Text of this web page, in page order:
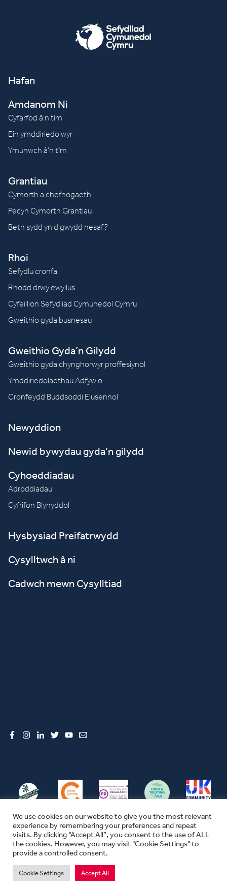
Hafan
Amdanom Ni
Cyfarfod â’n tîm
Ein ymddiriedolwyr
Ymunwch â’n tîm
Grantiau
Cymorth a chefnogaeth
Pecyn Cymorth Grantiau
Beth sydd yn digwydd nesaf?
Rhoi
Sefydlu cronfa
Rhodd drwy ewyllus
Cyfeillion Sefydliad Cymunedol Cymru
Gweithio gyda busnesau
Gweithio Gyda’n Gilydd
Gweithio gyda chynghorwyr proffesiynol
Ymddiriedolaethau Adfywio
Cronfeydd Buddsoddi Elusennol
Newyddion
Newid bywydau gyda’n gilydd
Cyhoeddiadau
Adroddiadau
Cyfrifon Blynyddol
Hysbysiad Preifatrwydd
Cysylltwch â ni
Cadwch mewn Cysylltiad
© CFW 2026 ALL RIGHTS RESERVED
FOUNDATION IN WALES
MAE SEFYDLIAD CYMUNEDOL CYMRU YN ELUSEN GOFRESTREDIG YN
We use cookies on our website to give you the most relevant
experience by remembering your preferences and repeat
visits. By clicking “Accept All”, you consent to the use of ALL
the cookies. However, you may visit "Cookie Settings" to
provide a controlled consent.
Cookie Settings Accept All